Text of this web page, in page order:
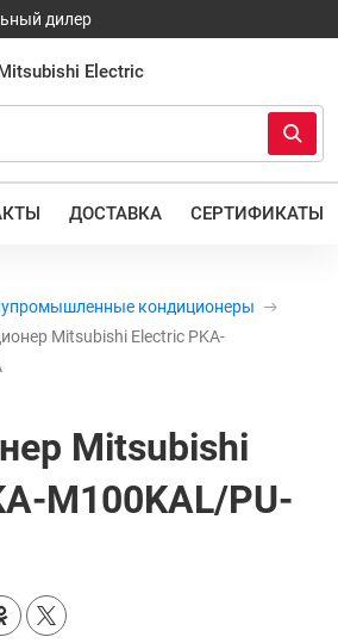
дилер
ДОСТАВКА СЕРТИФИКАТЫ
кондиционеры
Mitsubishi Electric PKA-
Mitsubishi
M100KAL/PU-